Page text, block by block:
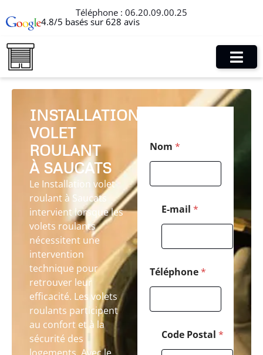
Téléphone : 06.20.09.00.25
4.8/5 basés sur 628 avis
INSTALLATION
VOLET
ROULANT
À SAUCATS
Le Installation volet
roulant à Saucats
intervient lorsque les
volets roulants
nécessitent une
intervention
technique pour
retrouver leur
efficacité. Les volets
roulants participent
au confort et à la
sécurité des
Nom *
E-mail *
Téléphone*
Code Postal *